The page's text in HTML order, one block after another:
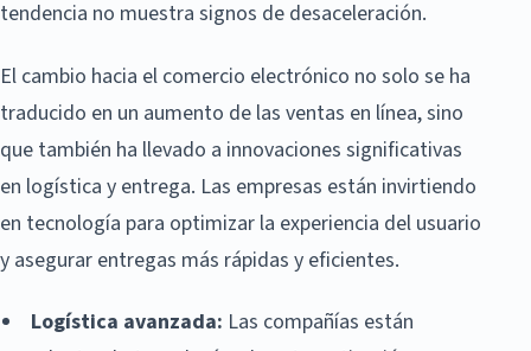
tendencia no muestra signos de desaceleración.
El cambio hacia el comercio electrónico no solo se ha
traducido en un aumento de las ventas en línea, sino
que también ha llevado a innovaciones significativas
en logística y entrega. Las empresas están invirtiendo
en tecnología para optimizar la experiencia del usuario
y asegurar entregas más rápidas y eficientes.
Logística avanzada: Las compañías están